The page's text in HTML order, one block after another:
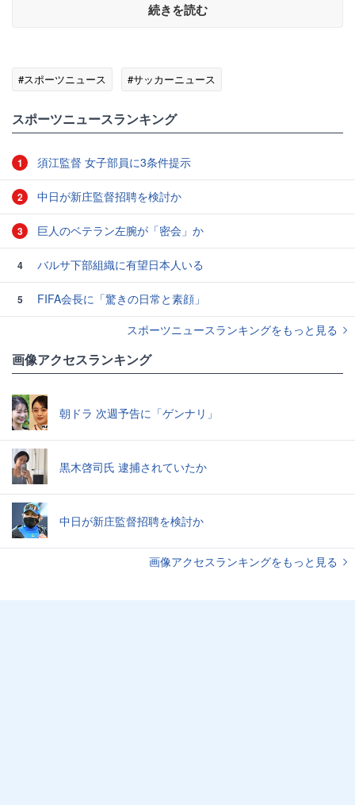
続きを読む
#スポーツニュース #サッカーニュース
スポーツニュースランキング
1 須江監督 女子部員に3条件提示
2 中日が新庄監督招聘を検討か
3 巨人のベテラン左腕が「密会」か
4 バルサ下部組織に有望日本人いる
5
FIFA会長に「驚きの日常と素顔」
スポーツニュースランキングをもっと見る
画像アクセスランキング
朝ドラ 次週予告に「ゲンナリ」
黒木啓司氏 逮捕されていたか
中日が新庄監督招聘を検討か
画像アクセスランキングをもっと見る